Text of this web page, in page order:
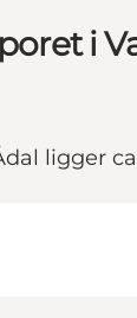
i
ligger